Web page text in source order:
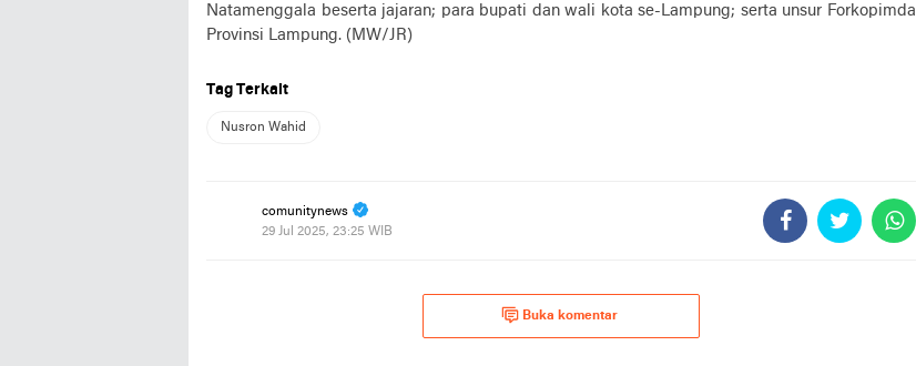
Natamenggala beserta jajaran; para bupati dan wali kota se-Lampung; serta unsur Forkopimda
Provinsi Lampung. (MW/JR)
Tag Terkait
Nusron Wahid
comunitynews
29 Jul 2025, 23:25 WIB
Buka komentar